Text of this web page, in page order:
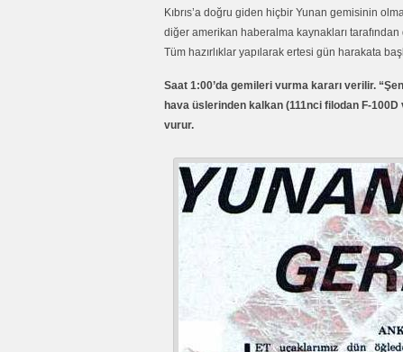
Kıbrıs’a doğru giden hiçbir Yunan gemisinin
diğer amerikan haberalma kaynakları
Tüm hazırlıklar yapılarak ertesi gün harakata
Saat 1:00’da gemileri vurma kararı verilir.
hava üslerinden kalkan (111nci filodan F-
vurur.